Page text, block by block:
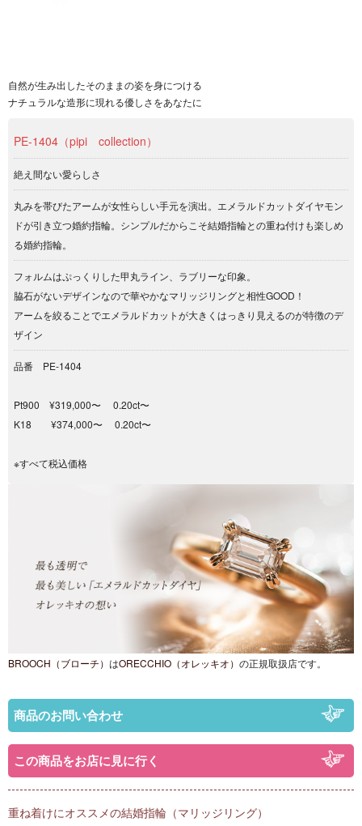
自然が生み出したそのままの姿を身につける
ナチュラルな造形に現れる優しさをあなたに
PE‐1404（pipi collection）
絶え間ない愛らしさ
丸みを帯びたアームが女性らしい手元を演出。エメラルドカットダイヤモン
ドが引き立つ婚約指輪。シンプルだからこそ結婚指輪との重ね付けも楽しめ
る婚約指輪。
フォルムはぷっくりした甲丸ライン、ラブリーな印象。
脇石がないデザインなので華やかなマリッジリングと相性GOOD！
アームを絞ることでエメラルドカットが大きくはっきり見えるのが特徴のデ
ザイン
品番 PE‐1404
Pt900 ¥319,000〜 0.20ct〜
K18 ¥374,000〜 0.20ct〜
※すべて税込価格
BROOCH（ブローチ） はORECCHIO（オレッキオ） の正規取扱店です。
商品のお問い合わせ
この商品をお店に見に行く
重ね着けにオススメの結婚指輪（マリッジリング）